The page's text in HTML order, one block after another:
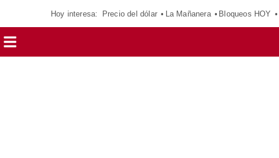
Hoy interesa: Precio del dólar La Mañanera Bloqueos HOY